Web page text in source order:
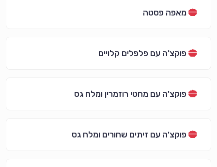
מאפה פסטה
פוקצ'ה עם פלפלים קלויים
פוקצ'ה עם מחטי רוזמרין ומלח גס
פוקצ'ה עם זיתים שחורים ומלח גס